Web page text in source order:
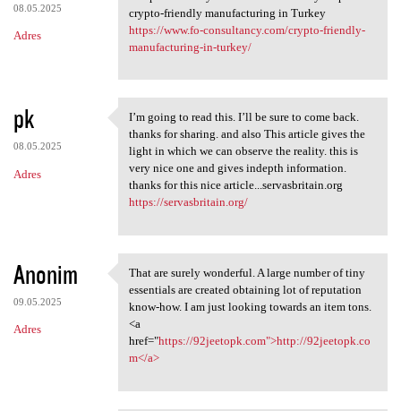
08.05.2025
Adres
crypto-friendly manufacturing in Turkey
https://www.fo-consultancy.com/crypto-friendly-
manufacturing-in-turkey/
pk
08.05.2025
Adres
I’m going to read this. I’ll
I’m going to read this. I’ll be sure to come back.
thanks for sharing. and also This article gives the
light in which we can observe the reality. this is
very nice one and gives indepth information.
thanks for this nice article...servasbritain.org
https://servasbritain.org/
Anonim
09.05.2025
Adres
That are surely wonderful. A
That are surely wonderful. A large number of tiny
essentials are created obtaining lot of reputation
know-how. I am just looking towards an item tons.
<a
href="https://92jeetopk.com">http://92jeetopk.co
m</a>